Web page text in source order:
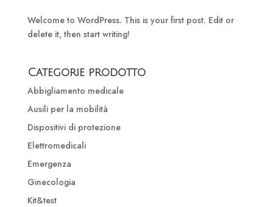
Welcome to WordPress. This is your first post. Edit or
delete it, then start writing!
Categorie prodotto
Abbigliamento medicale
Ausili per la mobilità
Dispositivi di protezione
Elettromedicali
Emergenza
Ginecologia
Kit&test